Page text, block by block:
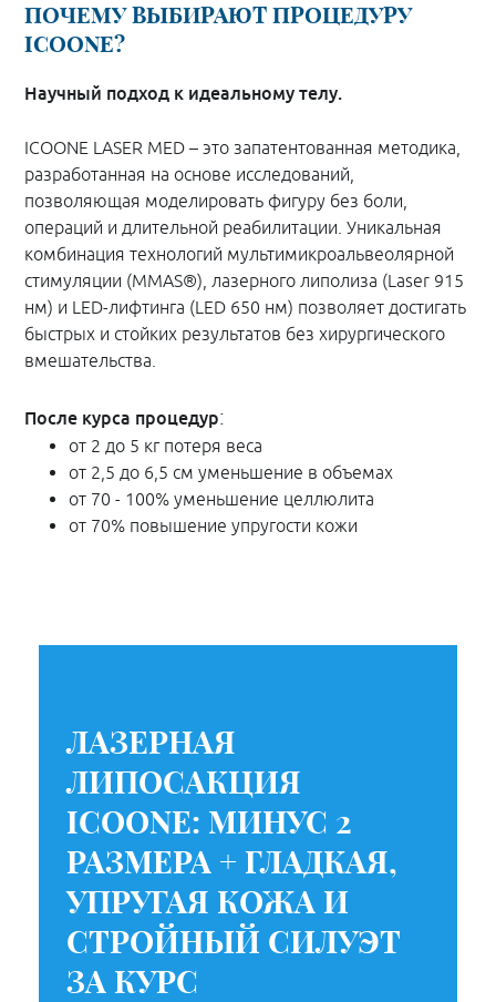
ПОЧЕМУ ВЫБИРАЮТ ПРОЦЕДУРУ
ICOONE?
Научный подход к идеальному телу.
ICOONE LASER MED – это запатентованная методика,
разработанная на основе исследований,
позволяющая моделировать фигуру без боли,
операций и длительной реабилитации. Уникальная
комбинация технологий мультимикроальвеолярной
стимуляции (MMAS®), лазерного липолиза (Laser 915
нм) и LED-лифтинга (LED 650 нм) позволяет достигать
быстрых и стойких результатов без хирургического
вмешательства.
После курса процедур:
от 2 до 5 кг потеря веса
от 2,5 до 6,5 см уменьшение в объемах
от 70 - 100% уменьшение целлюлита
от 70% повышение упругости кожи
ЛАЗЕРНАЯ
ЛИПОСАКЦИЯ
ICOONE: МИНУС 2
РАЗМЕРА + ГЛАДКАЯ,
УПРУГАЯ КОЖА И
СТРОЙНЫЙ СИЛУЭТ
ЗА КУРС